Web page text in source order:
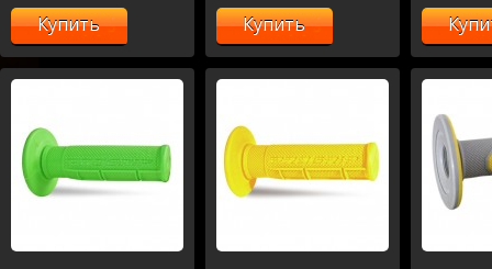
Купить Купить